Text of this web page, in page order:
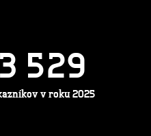
3 529
v roku 2025